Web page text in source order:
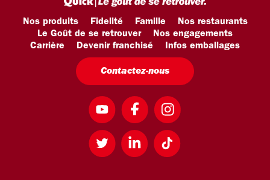
Nos produits Fidelité Famille
Nos restaurants
Le Goût de se retrouver
Nos engagements
Carrière
Devenir franchisé Infos emballages
Contactez-nous